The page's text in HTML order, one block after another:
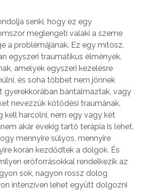
senki, hogy ez egy
meglengeti valaki a szeme
a problémájának. Ez egy mítosz.
egyszeri traumatikus élmények,
amelyek egyszeri kezelésre
és soha többet nem jönnek
gyerekkorában bántalmaztak, vagy
nevezzük kötődési traumának,
kell harcolni, nem egy vagy két
akár évekig tartó terápia is lehet.
mennyire súlyos, mennyire
korán kezdődtek a dolgok. És
erőforrásokkal rendelkezik az
sok, nagyon rossz dolog
intenzíven lehet együtt dolgozni